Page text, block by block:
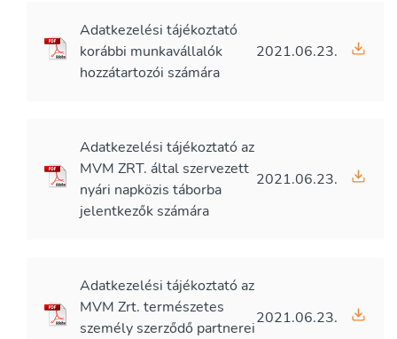
Adatkezelési tájékoztató
korábbi munkavállalók
hozzátartozói számára
2021.06.23.
Adatkezelési tájékoztató az
MVM ZRT. által szervezett
nyári napközis táborba
jelentkezők számára
2021.06.23.
Adatkezelési tájékoztató az
MVM Zrt. természetes
személy szerződő partnerei
2021.06.23.